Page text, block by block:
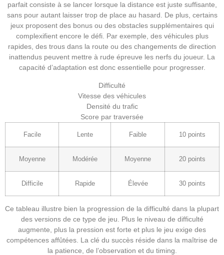
parfait consiste à se lancer lorsque la distance est juste suffisante,
sans pour autant laisser trop de place au hasard. De plus, certains
jeux proposent des bonus ou des obstacles supplémentaires qui
complexifient encore le défi. Par exemple, des véhicules plus
rapides, des trous dans la route ou des changements de direction
inattendus peuvent mettre à rude épreuve les nerfs du joueur. La
capacité d’adaptation est donc essentielle pour progresser.
Difficulté
Vitesse des véhicules
Densité du trafic
Score par traversée
Facile Lente Faible 10 points
Moyenne Modérée Moyenne 20 points
Difficile Rapide Élevée 30 points
Ce tableau illustre bien la progression de la difficulté dans la plupart
des versions de ce type de jeu. Plus le niveau de difficulté
augmente, plus la pression est forte et plus le jeu exige des
compétences affûtées. La clé du succès réside dans la maîtrise de
la patience, de l’observation et du timing.